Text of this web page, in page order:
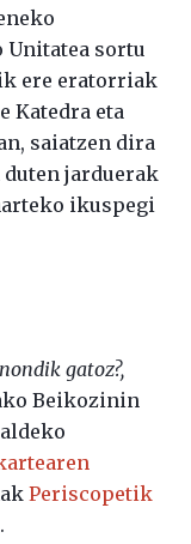
sortu
ere eratorriak
Katedra eta
saiatzen dira
jarduerak
ikuspegi
gatoz?,
Beikozinin
Periscopetik